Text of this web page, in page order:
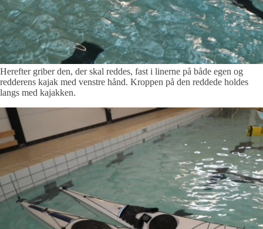
Herefter griber den, der skal reddes, fast i linerne på både egen og
redderens kajak med venstre hånd. Kroppen på den reddede holdes
langs med kajakken.